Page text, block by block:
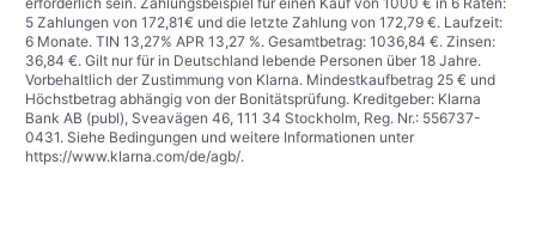
5 Zahlungen von 172,81€ und die letzte Zahlung von 172,79 €. Laufzeit:
6 Monate. TIN 13,27% APR 13,27 %. Gesamtbetrag: 1036,84 €. Zinsen:
36,84 €. Gilt nur für in Deutschland lebende Personen über 18 Jahre.
Vorbehaltlich der Zustimmung von Klarna. Mindestkaufbetrag 25 € und
Höchstbetrag abhängig von der Bonitätsprüfung. Kreditgeber: Klarna
Bank AB (publ), Sveavägen 46, 111 34 Stockholm, Reg. Nr.: 556737-
0431. Siehe Bedingungen und weitere Informationen unter
https://www.klarna.com/de/agb/.